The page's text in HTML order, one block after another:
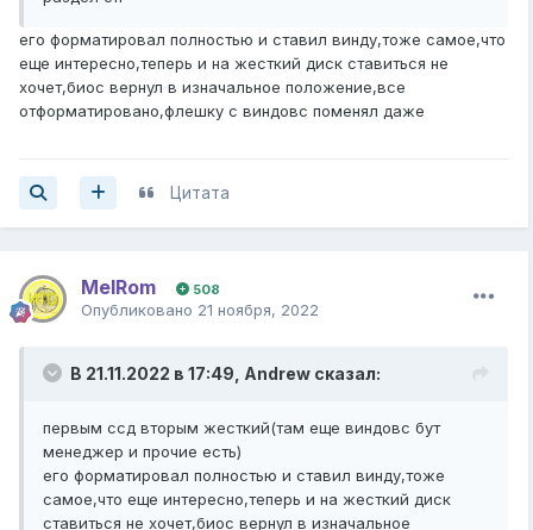
его форматировал полностью и ставил винду,тоже самое,что
еще интересно,теперь и на жесткий диск ставиться не
хочет,биос вернул в изначальное положение,все
отформатировано,флешку с виндовс поменял даже
Цитата
MelRom 508
Опубликовано 21 ноября, 2022
В 21.11.2022 в 17:49, Andrew сказал:
первым ссд вторым жесткий(там еще виндовс бут
менеджер и прочие есть)
его форматировал полностью и ставил винду,тоже
самое,что еще интересно,теперь и на жесткий диск
ставиться не хочет,биос вернул в изначальное